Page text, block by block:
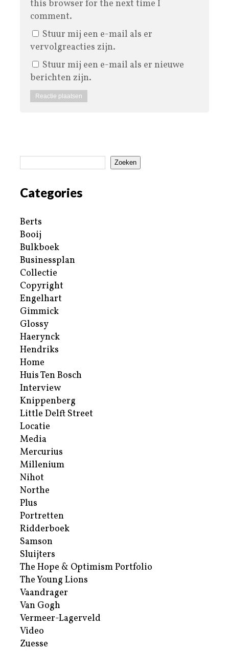
this browser for the next time I
comment.
Stuur mij een e-mail als er
vervolgreacties zijn.
Stuur mij een e-mail als er nieuwe
berichten zijn.
Zoeken
Categories
Berts
Booij
Bulkboek
Businessplan
Collectie
Copyright
Engelhart
Gimmick
Glossy
Haerynck
Hendriks
Home
Huis Ten Bosch
Interview
Knippenberg
Little Delft Street
Locatie
Media
Mercurius
Millenium
Nihot
Northe
Plus
Portretten
Ridderboek
Samson
Sluijters
The Hope & Optimism Portfolio
The Young Lions
Vaandrager
Van Gogh
Vermeer-Lagerveld
Video
Zuesse